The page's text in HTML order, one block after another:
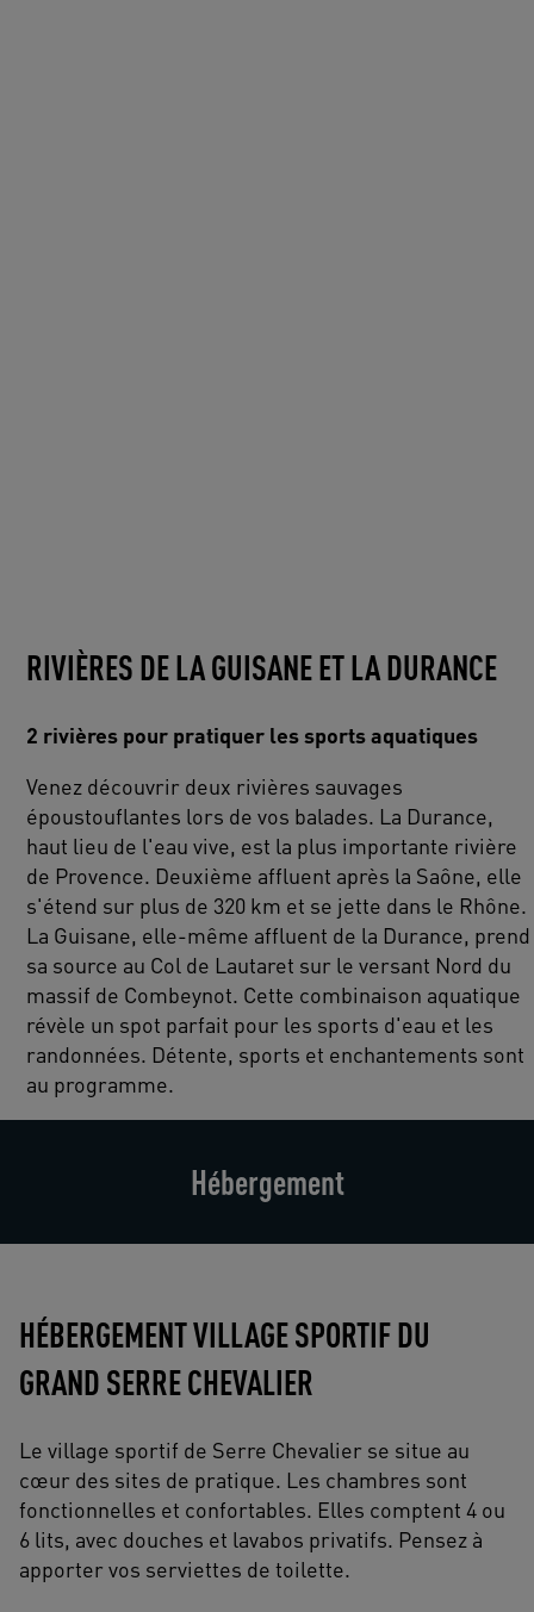
RIVIÈRES DE LA GUISANE ET LA DURANCE
2 rivières pour pratiquer les sports aquatiques
Venez découvrir deux rivières sauvages
époustouflantes lors de vos balades. La Durance,
haut lieu de l'eau vive, est la plus importante rivière
de Provence. Deuxième affluent après la Saône, elle
s'étend sur plus de 320 km et se jette dans le Rhône.
La Guisane, elle-même affluent de la Durance, prend
sa source au Col de Lautaret sur le versant Nord du
massif de Combeynot. Cette combinaison aquatique
révèle un spot parfait pour les sports d'eau et les
randonnées. Détente, sports et enchantements sont
au programme.
Hébergement
HÉBERGEMENT VILLAGE SPORTIF DU
GRAND SERRE CHEVALIER
Le village sportif de Serre Chevalier se situe au
cœur des sites de pratique. Les chambres sont
fonctionnelles et confortables. Elles comptent 4 ou
6 lits, avec douches et lavabos privatifs. Pensez à
apporter vos serviettes de toilette.